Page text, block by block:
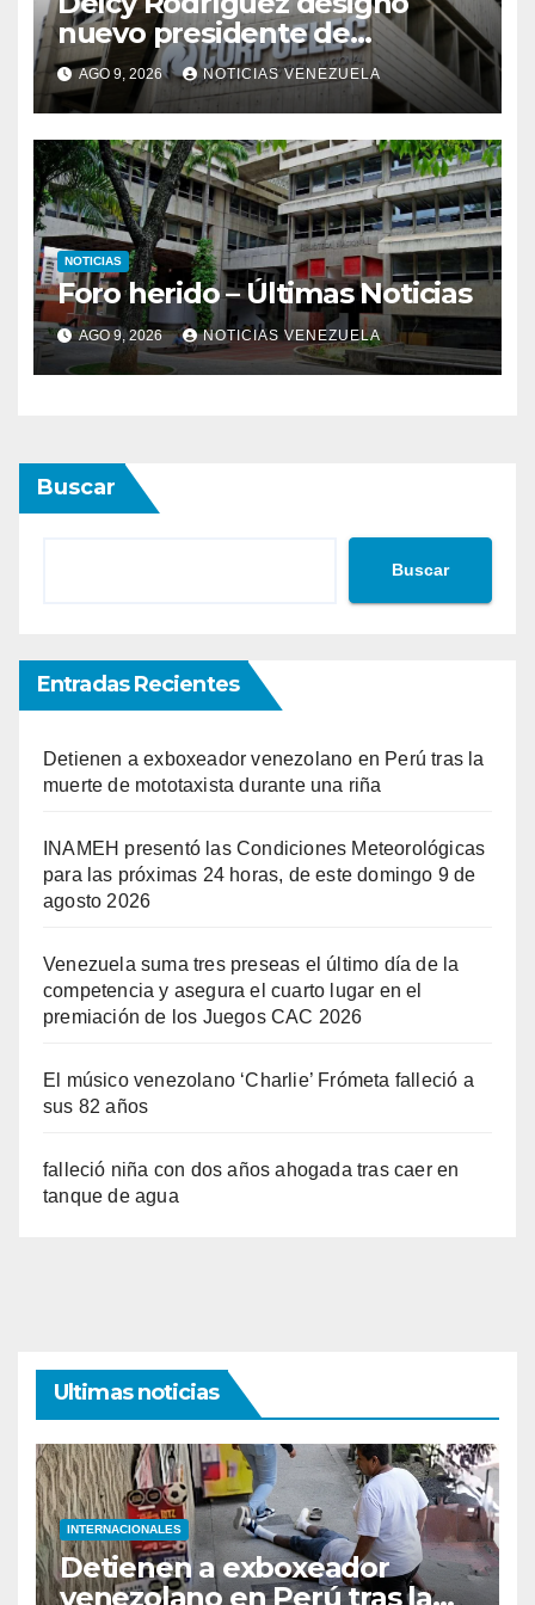
nuevo presidente de
Corpoelec y viceministro
eléctrico para ‘la
recuperación del servicio’
AGO 9, 2026 NOTICIAS VENEZUELA
NOTICIAS
Foro herido – Últimas Noticias
AGO 9, 2026 NOTICIAS VENEZUELA
Buscar
Buscar
Entradas Recientes
Detienen a exboxeador venezolano en Perú tras la
muerte de mototaxista durante una riña
INAMEH presentó las Condiciones Meteorológicas
para las próximas 24 horas, de este domingo 9 de
agosto 2026
Venezuela suma tres preseas el último día de la
competencia y asegura el cuarto lugar en el
premiación de los Juegos CAC 2026
El músico venezolano ‘Charlie’ Frómeta falleció a
sus 82 años
falleció niña con dos años ahogada tras caer en
tanque de agua
Ultimas noticias
INTERNACIONALES
Detienen a exboxeador
venezolano en Perú tras la